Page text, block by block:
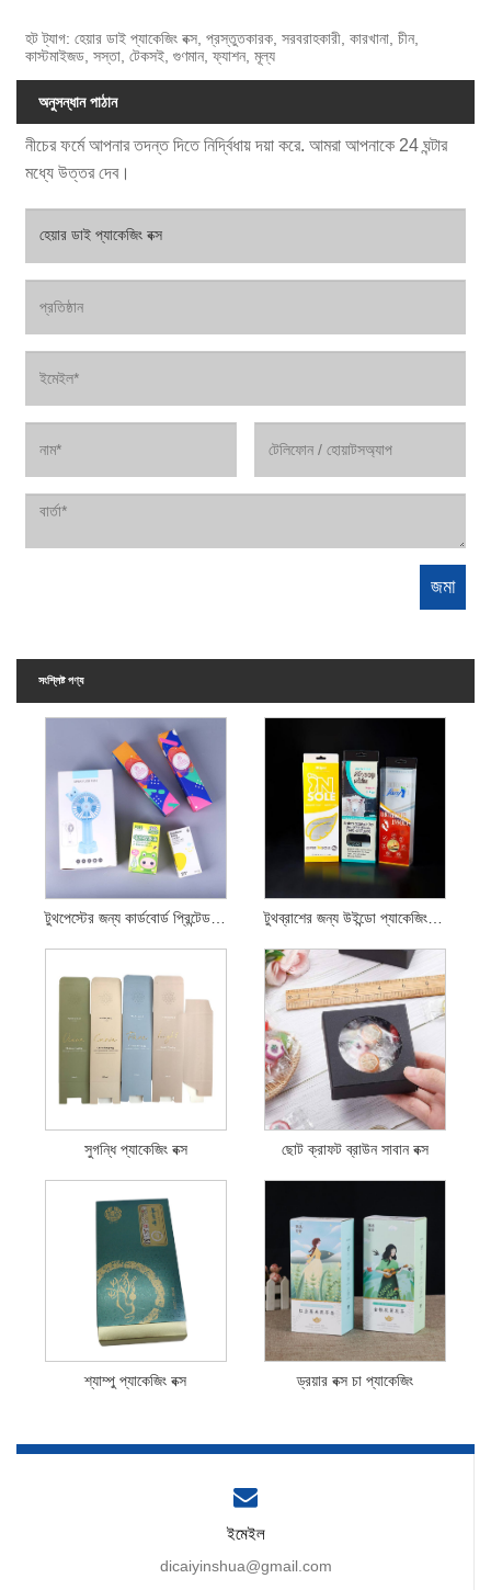
হট ট্যাগ: হেয়ার ডাই প্যাকেজিং বক্স, প্রস্তুতকারক, সরবরাহকারী, কারখানা, চীন,
কাস্টমাইজড, সস্তা, টেকসই, গুণমান, ফ্যাশন, মূল্য
অনুসন্ধান পাঠান
নীচের ফর্মে আপনার তদন্ত দিতে নির্দ্বিধায় দয়া করে. আমরা আপনাকে 24 ঘন্টার
মধ্যে উত্তর দেব।
সংশ্লিষ্ট পণ্য
টুথপেস্টের জন্য কার্ডবোর্ড প্রিন্টেড বক্স টুথব্রাশের জন্য উইন্ডো প্যাকেজিং বক্স খুলুন
সুগন্ধি প্যাকেজিং বক্স ছোট ক্রাফট ব্রাউন সাবান বক্স
শ্যাম্পু প্যাকেজিং বক্স ড্রয়ার বক্স চা প্যাকেজিং
ইমেইল
dicaiyinshua@gmail.com